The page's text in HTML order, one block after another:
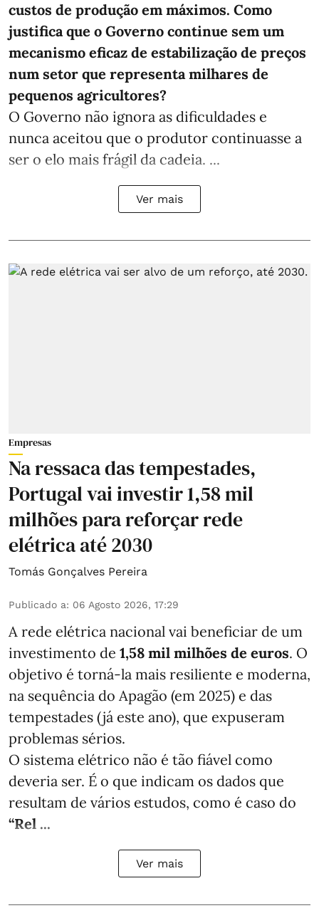
custos de produção em máximos. Como
justifica que o Governo continue sem um
mecanismo eficaz de estabilização de preços
num setor que representa milhares de
pequenos agricultores?
O Governo não ignora as dificuldades e
nunca aceitou que o produtor continuasse a
ser o elo mais frágil da cadeia. ...
Ver mais
Empresas
Na ressaca das tempestades,
Portugal vai investir 1,58 mil
milhões para reforçar rede
elétrica até 2030
Tomás Gonçalves Pereira
Publicado a: 06 Agosto 2026, 17:29
A rede elétrica nacional vai beneficiar de um
investimento de 1,58 mil milhões de euros. O
objetivo é torná-la mais resiliente e moderna,
na sequência do Apagão (em 2025) e das
tempestades (já este ano), que expuseram
problemas sérios.
O sistema elétrico não é tão fiável como
deveria ser. É o que indicam os dados que
resultam de vários estudos, como é caso do
“Rel ...
Ver mais